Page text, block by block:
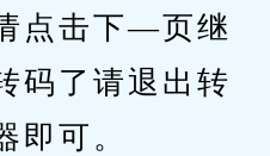
击下—页继
码了请退出转
即可。